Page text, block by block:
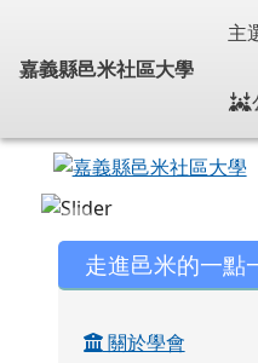
嘉義縣邑米
嘉義縣邑米社區大學
主
左邊區域
走進邑米的一點
關於學會
頁尾區域